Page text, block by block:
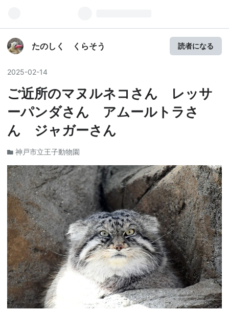
たのしく くらそう 読者になる
2025-02-14
ご近所のマヌルネコさん レッサ
ーパンダさん アムールトラさ
ん ジャガーさん
神戸市立王子動物園